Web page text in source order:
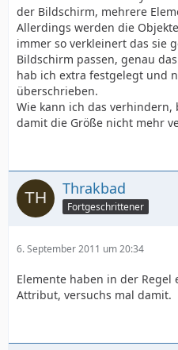
der Bildschirm, mehrere
Allerdings werden die
immer so verkleinert das sie
Bildschirm passen, genau
hab ich extra festgelegt und
überschrieben.
Wie kann ich das verhindern,
damit die Größe nicht mehr
Thrakbad
Fortgeschrittener
6. September 2011 um 20:34
Elemente haben in der
Attribut, versuchs mal damit.